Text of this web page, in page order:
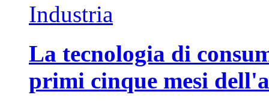
Industria
La tecnologia di
primi cinque mesi